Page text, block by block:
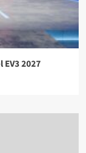
2027